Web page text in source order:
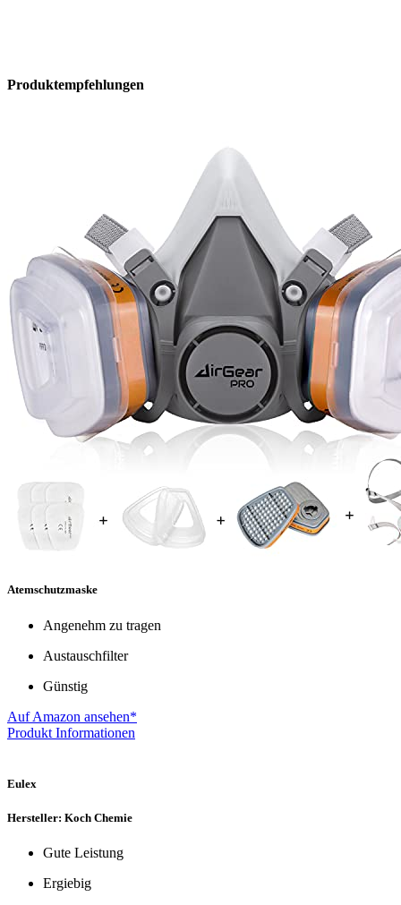
Produktempfehlungen
Atemschutzmaske
Angenehm zu tragen
Austauschfilter
Günstig
Auf Amazon ansehen*
Produkt Informationen
Eulex
Hersteller: Koch Chemie
Gute Leistung
Ergiebig